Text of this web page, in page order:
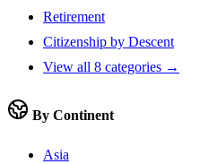
Retirement
Citizenship by Descent
View all 8 categories →
By Continent
Asia